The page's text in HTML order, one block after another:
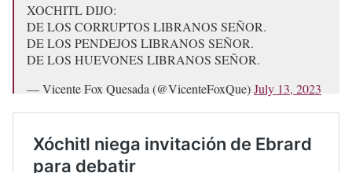
XOCHITL DIJO:
DE LOS CORRUPTOS LIBRANOS SEÑOR.
DE LOS PENDEJOS LIBRANOS SEÑOR.
DE LOS HUEVONES LIBRANOS SEÑOR.
— Vicente Fox Quesada (@VicenteFoxQue)July 13, 2023